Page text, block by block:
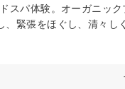
スパ体験。オーガニッ
緊張をほぐし、清々し